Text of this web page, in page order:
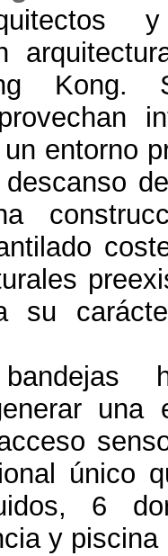
y
Kong.
entorno
su
una
único
, 6
y piscina